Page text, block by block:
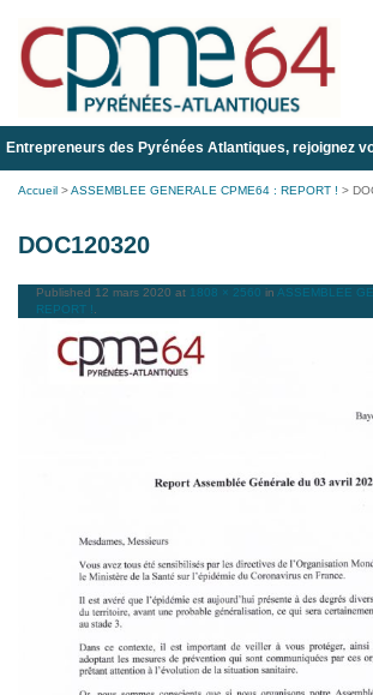
Entrepreneurs des Pyrénées Atlantiques, rejoignez
Accueil >ASSEMBLEE GENERALE CPME64 : REPORT ! >
DOC120320
Published 12 mars 2020 at 1808 × 2560 in ASSEMBLEE
REPORT !